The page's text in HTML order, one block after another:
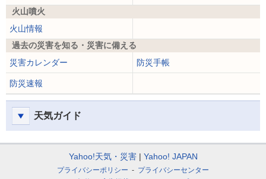
火山噴火
火山情報
過去の災害を知る・災害に備える
災害カレンダー
防災手帳
防災速報
天気ガイド
Yahoo!天気・災害 Yahoo! JAPAN
プライバシーポリシー
プライバシーセンター